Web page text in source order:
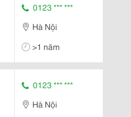
0123 *** ***
Hà Nội
>1 năm
0123 *** ***
Hà Nội